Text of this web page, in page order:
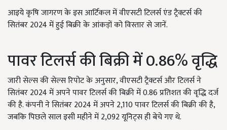
आइये कृषि जागरण के इस आर्टिकल में वीएसटी टिलर्स एंड ट्रैक्टर्स की
सितंबर 2024 में हुई बिक्री के आंकड़ों को विस्तार से जानें.
पावर टिलर्स की बिक्री में 0.86% वृद्धि
जारी सेल्स की सेल्स रिपोट के अनुसार, वीएसटी ट्रैक्टर्स और टिलर्स ने
सितंबर 2024 में अपने पावर टिलर्स की बिक्री में 0.86 प्रतिशत की वृद्धि दर्ज
की है. कंपनी ने सितंबर 2024 में अपने 2,110 पावर टिलर्स की बिक्री की है,
जबकि पिछले साल इसी महीने में 2,092 यूनिट्स ही बेचे गए थे.